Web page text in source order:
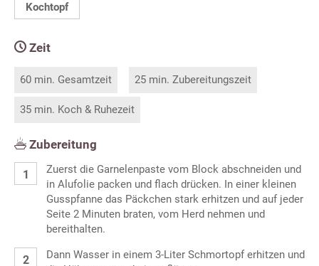
Kochtopf
Zeit
60 min. Gesamtzeit 25 min. Zubereitungszeit
35 min. Koch & Ruhezeit
Zubereitung
Zuerst die Garnelenpaste vom Block abschneiden und
in Alufolie packen und flach drücken. In einer kleinen
Gusspfanne das Päckchen stark erhitzen und auf jeder
Seite 2 Minuten braten, vom Herd nehmen und
bereithalten.
Dann Wasser in einem 3-Liter Schmortopf erhitzen und